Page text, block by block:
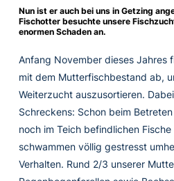
Nun ist er auch bei uns in Getzing
Fischotter besuchte unsere
enormen Schaden an.
Anfang November dieses Jahres
mit dem Mutterfischbestand ab,
Weiterzucht auszusortieren.
Schreckens: Schon beim
noch im Teich befindlichen
schwammen völlig gestresst
Verhalten. Rund 2/3 unserer